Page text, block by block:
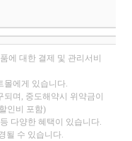
에 대한 결제 및 관리서비
에게 있습니다.
며, 중도해약시 위약금이
인비 포함)
다양한 혜택이 있습니다.
될 수 있습니다.